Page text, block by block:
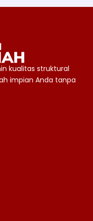
kualitas struktural
impian Anda tanpa